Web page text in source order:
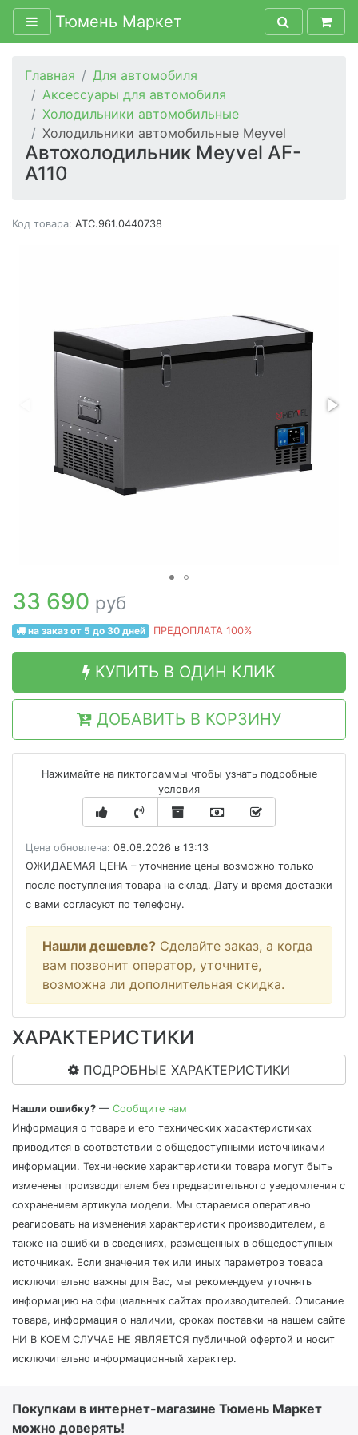
Тюмень Маркет
Главная
Для автомобиля
Аксессуары для автомобиля
Холодильники автомобильные
Холодильники автомобильные Meyvel
Автохолодильник Meyvel AF-
A110
Код товара: ATC.961.0440738
33 690 руб
на заказ от 5 до 30 дней ПРЕДОПЛАТА 100%
КУПИТЬ В ОДИН КЛИК
ДОБАВИТЬ В КОРЗИНУ
Нажимайте на пиктограммы чтобы узнать подробные
условия
Цена обновлена: 08.08.2026 в 13:13
ОЖИДАЕМАЯ ЦЕНА – уточнение цены возможно только
после поступления товара на склад. Дату и время доставки
с вами согласуют по телефону.
Нашли дешевле? Сделайте заказ, а когда
вам позвонит оператор, уточните,
возможна ли дополнительная скидка.
ХАРАКТЕРИСТИКИ
ПОДРОБНЫЕ ХАРАКТЕРИСТИКИ
Нашли ошибку? — Сообщите нам
Информация о товаре и его технических характеристиках
приводится в соответствии с общедоступными источниками
информации. Технические характеристики товара могут быть
изменены производителем без предварительного уведомления с
сохранением артикула модели. Мы стараемся оперативно
реагировать на изменения характеристик производителем, а
также на ошибки в сведениях, размещенных в общедоступных
источниках. Если значения тех или иных параметров товара
исключительно важны для Вас, мы рекомендуем уточнять
информацию на официальных сайтах производителей. Описание
товара, информация о наличии, сроках поставки на нашем сайте
НИ В КОЕМ СЛУЧАЕ НЕ ЯВЛЯЕТСЯ публичной офертой и носит
исключительно информационный характер.
Покупкам в интернет-магазине Тюмень Маркет
можно доверять!